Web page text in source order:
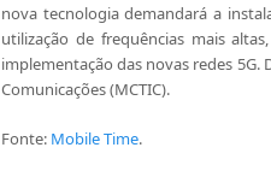
nova tecnologia demandará a
utilização de frequências mais
implementação das novas redes
Comunicações (MCTIC).
Fonte: Mobile Time.